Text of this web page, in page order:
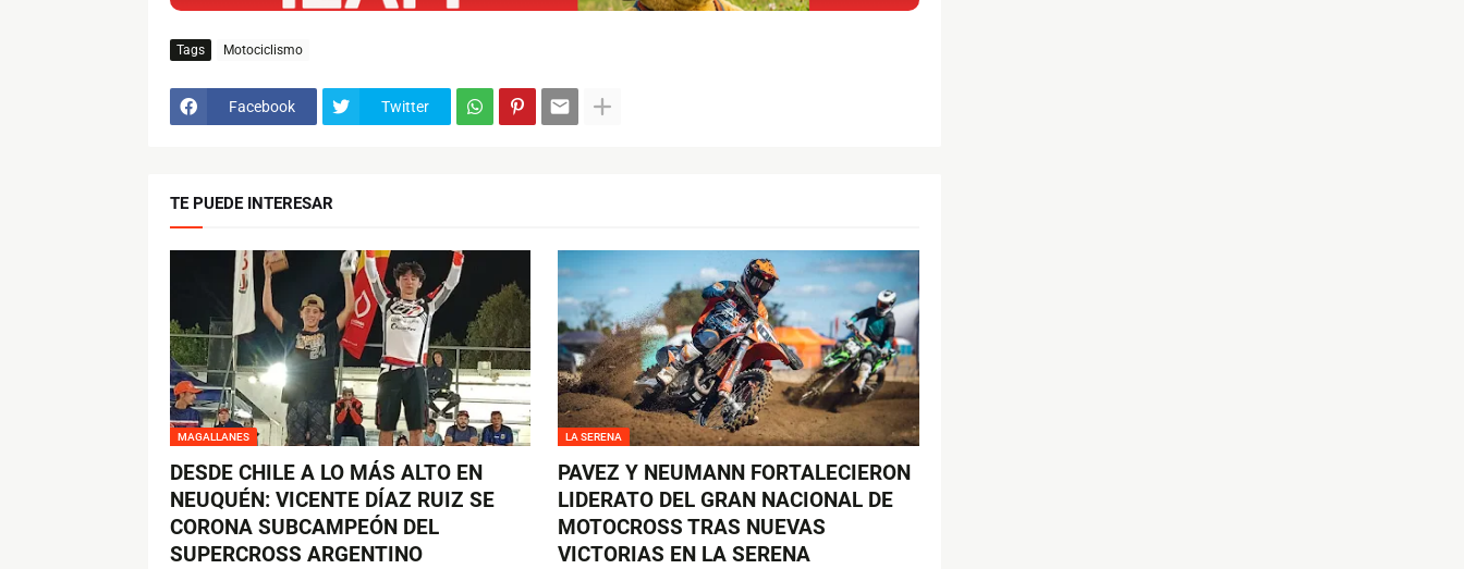
Tags Motociclismo
Facebook Twitter
TE PUEDE INTERESAR
MAGALLANES
DESDE CHILE A LO MÁS ALTO EN
NEUQUÉN: VICENTE DÍAZ RUIZ SE
CORONA SUBCAMPEÓN DEL
SUPERCROSS ARGENTINO
LA SERENA
PAVEZ Y NEUMANN FORTALECIERON
LIDERATO DEL GRAN NACIONAL DE
MOTOCROSS TRAS NUEVAS
VICTORIAS EN LA SERENA